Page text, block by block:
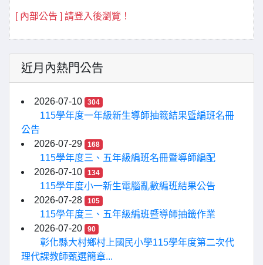
[ 內部公告 ] 請登入後瀏覽！
近月內熱門公告
2026-07-10 304
115學年度一年級新生導師抽籤結果暨編班名冊
公告
2026-07-29
168
115學年度三、五年級編班名冊暨導師編配
2026-07-10
134
115學年度小一新生電腦亂數編班結果公告
2026-07-28
105
115學年度三、五年級編班暨導師抽籤作業
2026-07-20
90
彰化縣大村鄉村上國民小學115學年度第二次代
理代課教師甄選簡章...